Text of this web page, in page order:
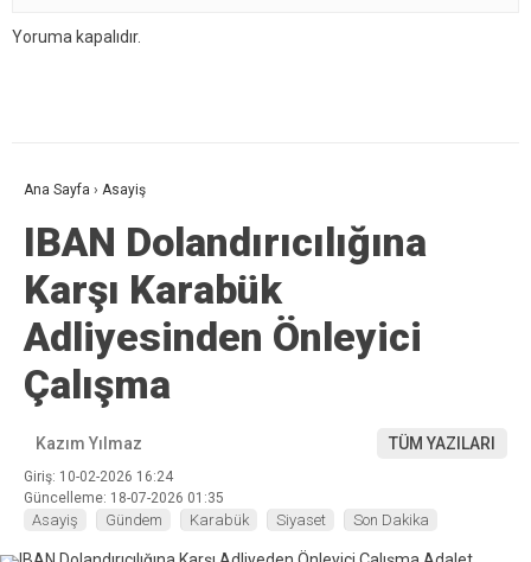
Yoruma kapalıdır.
Ana Sayfa › Asayiş
IBAN Dolandırıcılığına
Karşı Karabük
Adliyesinden Önleyici
Çalışma
Kazım Yılmaz TÜM YAZILARI
Giriş: 10-02-2026 16:24
Güncelleme: 18-07-2026 01:35
Asayiş Gündem Karabük Siyaset Son Dakika